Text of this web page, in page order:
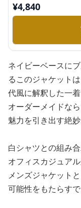
¥4,840
ネイビーベースに
るこのジャケット
代風に解釈した一着
オーダーメイドな
魅力を引き出す絶
白シャツとの組み
オフィスカジュア
メンズジャケット
可能性をもたらすで